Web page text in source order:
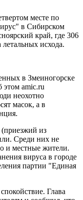
месте по
в Сибирском
край, где 306
исхода.
в Змеиногорске
этом amic.ru
неохотно
масок, а в
(приезжий из
Среди них не
и местные жители.
вируса в городе
партии "Единая
Глава